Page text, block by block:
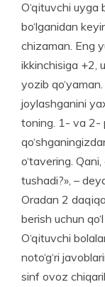
O‘qituvchi uyga
bo‘lganidan
chizaman. Eng
ikkinchisiga +2,
yozib
joylashganini
toning. 1- va 2-
o‘tavering.
tushadi?», –
Oradan 2
berish uchun qo‘l
O‘qituvchi
noto‘g‘ri
sinf ovoz